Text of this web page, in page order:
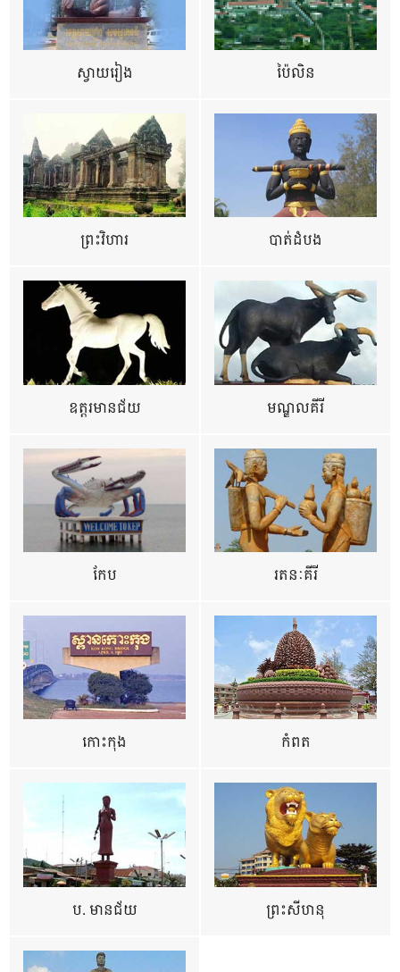
ស្វាយរៀង ប៉ៃលិន
ព្រះវិហារ បាត់ដំបង
ឧត្ដរមានជ័យ មណ្ឌលគីរី
កែប រតនៈគីរី
កោះកុង កំពត
ប. មានជ័យ ព្រះសីហនុ